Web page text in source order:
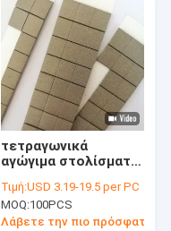
τετραγωνικά
αγώγιμα στολίσματα
προστατεύουν το
αγώγιμο ύφασμα
πέρα από τον αφρό
Τιμή:USD 3.19-19.5 per PC
MOQ:100PCS
Λάβετε την πιο πρόσφατη